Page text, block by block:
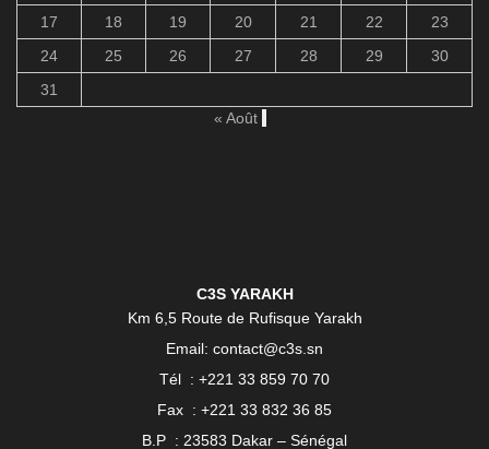
17
18 19 20 21 22
23
24
25 26 27 28 29
30
31
« Août
C3S YARAKH
Km 6,5 Route de Rufisque Yarakh
Email: contact@c3s.sn
Tél : +221 33 859 70 70
Fax : +221 33 832 36 85
B.P : 23583 Dakar – Sénégal